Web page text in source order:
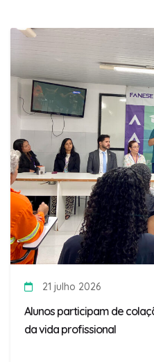
21 julho 2026
Alunos participam de
da vida profissional